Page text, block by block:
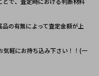
の有無によって査定金額が上
気軽にお持ち込み下さい！！(一